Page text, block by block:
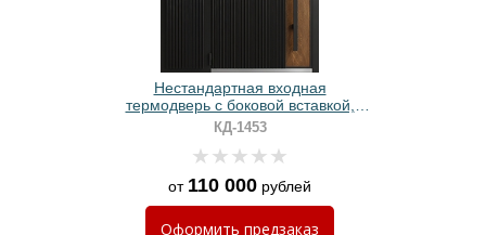
Нестандартная входная
термодверь с боковой вставкой,
бугельной ручкой, черными
панелями МДФ со вставкой шпона
КД-1453
от 110 000 рублей
Оформить предзаказ